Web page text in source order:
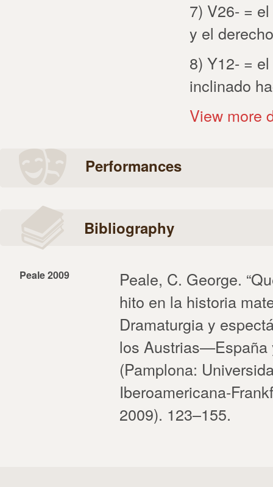
7) V26- =
y el
8) Y12- =
inclinado
View more
Performances
Bibliography
Peale 2009
Peale, C. George.
hito en la historia
Dramaturgia y
los Austrias—España
(Pamplona:
Iberoamericana-
2009). 123–155.